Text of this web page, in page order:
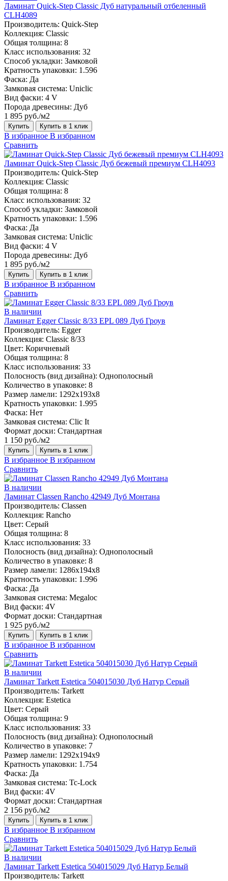
Ламинат Quick-Step Classic Дуб натуральный отбеленный
CLH4089
Производитель: Quick-Step
Коллекция: Classic
Общая толщина: 8
Класс использования: 32
Способ укладки: Замковой
Кратность упаковки: 1.596
Фаска: Да
Замковая система: Uniclic
Вид фаски: 4 V
Порода древесины: Дуб
1 895 руб./м2
Купить Купить в 1 клик
В избранное В избранном
Сравнить
Ламинат Quick-Step Classic Дуб бежевый премиум CLH4093
Производитель: Quick-Step
Коллекция: Classic
Общая толщина: 8
Класс использования: 32
Способ укладки: Замковой
Кратность упаковки: 1.596
Фаска: Да
Замковая система: Uniclic
Вид фаски: 4 V
Порода древесины: Дуб
1 895 руб./м2
Купить Купить в 1 клик
В избранное В избранном
Сравнить
В наличии
Ламинат Egger Classic 8/33 EPL 089 Дуб Гроув
Производитель: Egger
Коллекция: Classic 8/33
Цвет: Коричневый
Общая толщина: 8
Класс использования: 33
Полосность (вид дизайна): Однополосный
Количество в упаковке: 8
Размер ламели: 1292х193х8
Кратность упаковки: 1.995
Фаска: Нет
Замковая система: Clic It
Формат доски: Стандартная
1 150 руб./м2
Купить Купить в 1 клик
В избранное В избранном
Сравнить
В наличии
Ламинат Classen Rancho 42949 Дуб Монтана
Производитель: Classen
Коллекция: Rancho
Цвет: Серый
Общая толщина: 8
Класс использования: 33
Полосность (вид дизайна): Однополосный
Количество в упаковке: 8
Размер ламели: 1286х194х8
Кратность упаковки: 1.996
Фаска: Да
Замковая система: Megaloc
Вид фаски: 4V
Формат доски: Стандартная
1 925 руб./м2
Купить Купить в 1 клик
В избранное В избранном
Сравнить
В наличии
Ламинат Tarkett Estetica 504015030 Дуб Натур Серый
Производитель: Tarkett
Коллекция: Estetica
Цвет: Серый
Общая толщина: 9
Класс использования: 33
Полосность (вид дизайна): Однополосный
Количество в упаковке: 7
Размер ламели: 1292х194х9
Кратность упаковки: 1.754
Фаска: Да
Замковая система: Tc-Lock
Вид фаски: 4V
Формат доски: Стандартная
2 156 руб./м2
Купить Купить в 1 клик
В избранное В избранном
Сравнить
В наличии
Ламинат Tarkett Estetica 504015029 Дуб Натур Белый
Производитель: Tarkett